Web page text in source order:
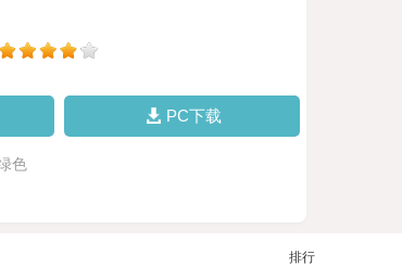
PC下载
色
排行